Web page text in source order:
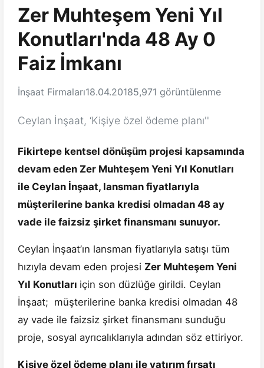
Zer Muhteşem Yeni Yıl
Konutları'nda 48 Ay 0
Faiz İmkanı
İnşaat Firmaları18.04.20185,971 görüntülenme
Ceylan İnşaat, ‘Kişiye özel ödeme planı''
Fikirtepe kentsel dönüşüm projesi kapsamında
devam eden Zer Muhteşem Yeni Yıl Konutları
ile Ceylan İnşaat, lansman fiyatlarıyla
müşterilerine banka kredisi olmadan 48 ay
vade ile faizsiz şirket finansmanı sunuyor.
Ceylan İnşaat’ın lansman fiyatlarıyla satışı tüm
hızıyla devam eden projesi Zer Muhteşem Yeni
Yıl Konutları için son düzlüğe girildi. Ceylan
İnşaat; müşterilerine banka kredisi olmadan 48
ay vade ile faizsiz şirket finansmanı sunduğu
proje, sosyal ayrıcalıklarıyla adından söz ettiriyor.
Kişiye özel ödeme planı ile yatırım fırsatı